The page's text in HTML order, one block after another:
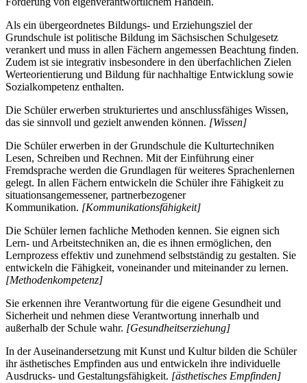
Als ein übergeordnetes Bildungs- und Erziehungsziel der
Grundschule ist politische Bildung im Sächsischen Schulgesetz
verankert und muss in allen Fächern angemessen Beachtung finden.
Zudem ist sie integrativ insbesondere in den überfachlichen Zielen
Werteorientierung und Bildung für nachhaltige Entwicklung sowie
Sozialkompetenz enthalten.
Die Schüler erwerben strukturiertes und anschlussfähiges Wissen,
das sie sinnvoll und gezielt anwenden können. [Wissen]
Die Schüler erwerben in der Grundschule die Kulturtechniken
Lesen, Schreiben und Rechnen. Mit der Einführung einer
Fremdsprache werden die Grundlagen für weiteres Sprachenlernen
gelegt. In allen Fächern entwickeln die Schüler ihre Fähigkeit zu
situationsangemessener, partnerbezogener
Kommunikation. [Kommunikationsfähigkeit]
Die Schüler lernen fachliche Methoden kennen. Sie eignen sich
Lern- und Arbeitstechniken an, die es ihnen ermöglichen, den
Lernprozess effektiv und zunehmend selbstständig zu gestalten. Sie
entwickeln die Fähigkeit, voneinander und miteinander zu lernen.
[Methodenkompetenz]
Sie erkennen ihre Verantwortung für die eigene Gesundheit und
Sicherheit und nehmen diese Verantwortung innerhalb und
außerhalb der Schule wahr. [Gesundheitserziehung]
In der Auseinandersetzung mit Kunst und Kultur bilden die Schüler
ihr ästhetisches Empfinden aus und entwickeln ihre individuelle
Ausdrucks- und Gestaltungsfähigkeit. [ästhetisches Empfinden]